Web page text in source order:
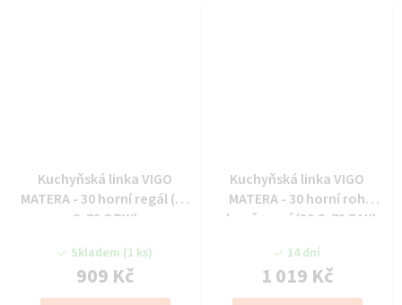
Kuchyňská linka VIGO
MATERA - 30 horní regál (30
G-72 OTW)
Skladem (1 ks)
909 Kč
Kuchyňská linka VIGO
MATERA - 30 horní roh
ukončovací (30 G-72 ZAK)
14 dní
1 019 Kč